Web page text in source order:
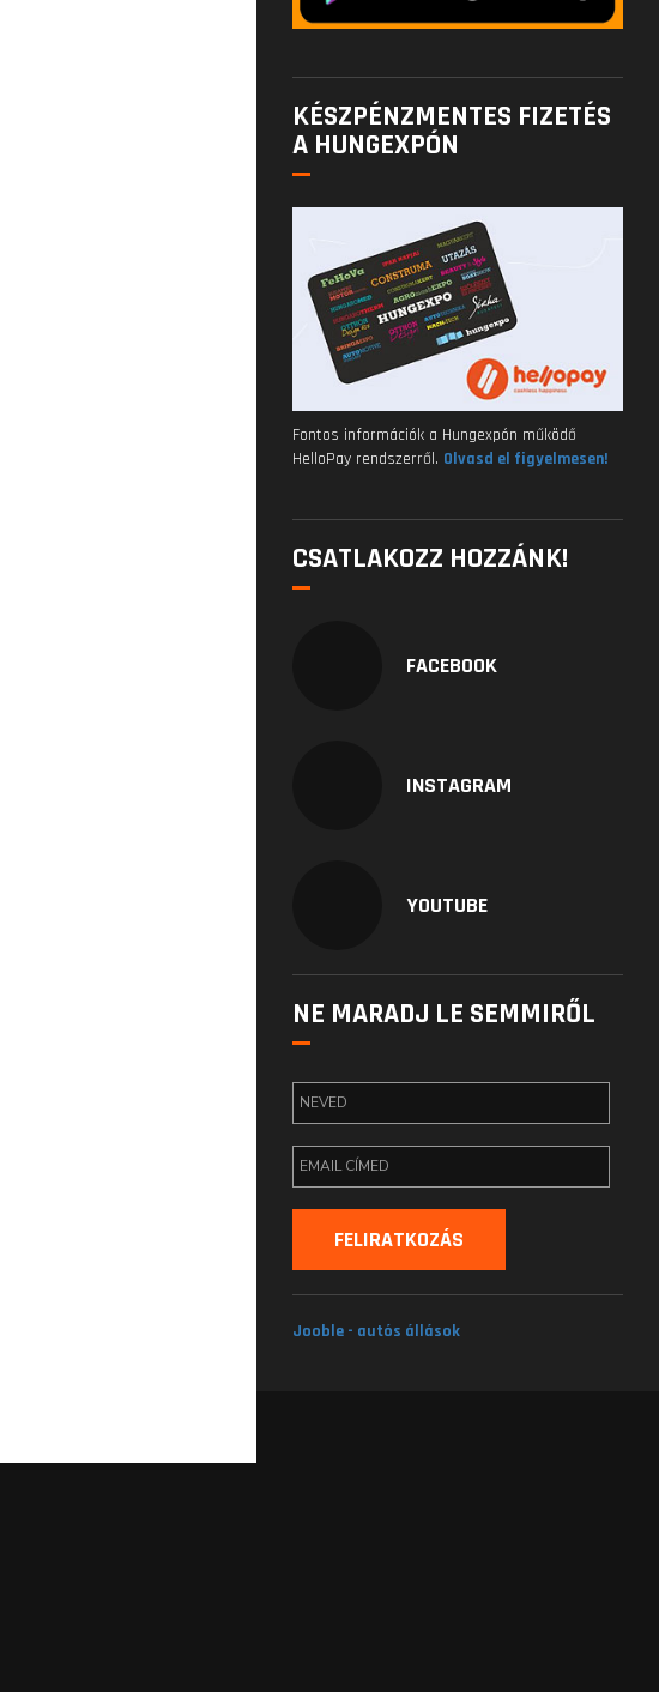
KÉSZPÉNZMENTES FIZETÉS
A HUNGEXPÓN
Fontos információk a Hungexpón működő
HelloPay rendszerről. Olvasd el figyelmesen!
CSATLAKOZZ HOZZÁNK!
FACEBOOK
INSTAGRAM
YOUTUBE
NE MARADJ LE SEMMIRŐL
Jooble - autós állások